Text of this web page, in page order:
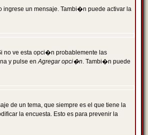
ingrese un mensaje. Tambi�n puede activar la
no ve esta opci�n probablemente las
y pulse enAgregar opci�n. Tambi�n puede
de un tema, que siempre es el que tiene la
la encuesta. Esto es para prevenir la